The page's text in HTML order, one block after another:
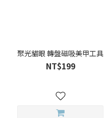
聚光貓眼 轉盤磁吸美甲工具
NT$199